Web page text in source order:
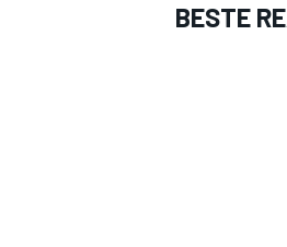
BESTE